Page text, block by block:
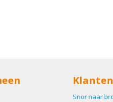
Snor naar